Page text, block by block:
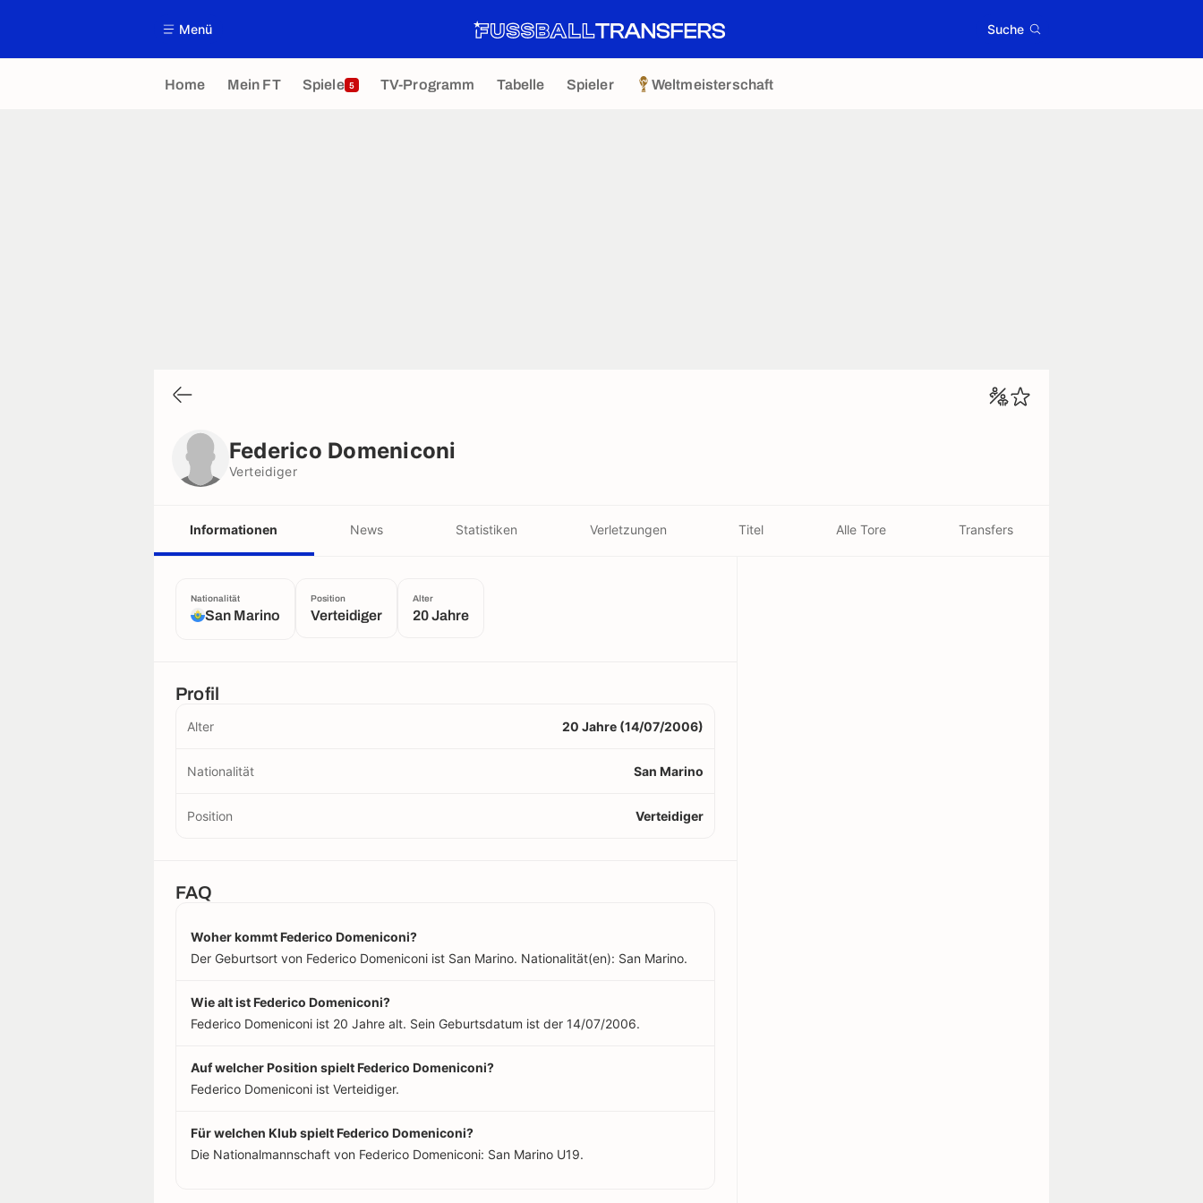
Menü Suche
Home Mein FT Spiele 5 TV-Programm Tabelle Spieler Weltmeisterschaft
Federico Domeniconi
Verteidiger
Informationen News Statistiken Verletzungen Titel Alle Tore Transfers
Nationalität
San Marino
Position
Verteidiger
Alter
20 Jahre
Profil
Alter 20 Jahre (14/07/2006)
Nationalität San Marino
Position Verteidiger
FAQ
Woher kommt Federico Domeniconi?
Der Geburtsort von Federico Domeniconi ist San Marino. Nationalität(en): San Marino.
Wie alt ist Federico Domeniconi?
Federico Domeniconi ist 20 Jahre alt. Sein Geburtsdatum ist der 14/07/2006.
Auf welcher Position spielt Federico Domeniconi?
Federico Domeniconi ist Verteidiger.
Für welchen Klub spielt Federico Domeniconi?
Die Nationalmannschaft von Federico Domeniconi: San Marino U19.